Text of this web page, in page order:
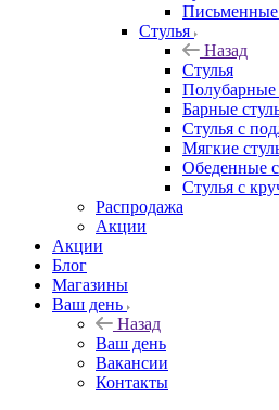
Стулья
Назад
Стулья
Полубарные
Барные
Стулья с
Мягкие
Обеденные
Стулья с
Распродажа
Акции
Акции
Блог
Магазины
Ваш день
Назад
Ваш день
Вакансии
Контакты